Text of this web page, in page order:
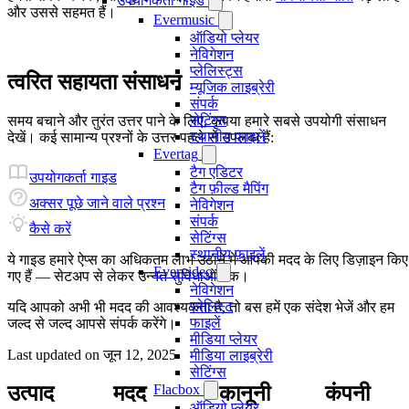
Evermusic
ऑडियो प्लेयर
नेविगेशन
प्लेलिस्ट्स
म्यूजिक लाइब्रेरी
संपर्क
सेटिंग्स
स्थानीय फाइलें
Evertag
टैग एडिटर
टैग फ़ील्ड मैपिंग
नेविगेशन
संपर्क
सेटिंग्स
स्थानीय फ़ाइलें
Evervideo
नेविगेशन
प्लेलिस्ट
फाइलें
मीडिया प्लेयर
मीडिया लाइब्रेरी
सेटिंग्स
Flacbox
और उससे सहमत हैं।
त्वरित सहायता संसाधन
समय बचाने और तुरंत उत्तर पाने के लिए, कृपया हमारे सबसे उपयोगी संसाधन
देखें। कई सामान्य प्रश्नों के उत्तर पहले से उपलब्ध हैं:
उपयोगकर्ता गाइड
अक्सर पूछे जाने वाले प्रश्न
कैसे करें
ये गाइड हमारे ऐप्स का अधिकतम लाभ उठाने में आपकी मदद के लिए डिज़ाइन किए
गए हैं — सेटअप से लेकर उन्नत सुविधाओं तक।
यदि आपको अभी भी मदद की आवश्यकता है, तो बस हमें एक संदेश भेजें और हम
जल्द से जल्द आपसे संपर्क करेंगे।
Last updated onजून 12, 2025
उत्पाद मदद कानूनी कंपनी